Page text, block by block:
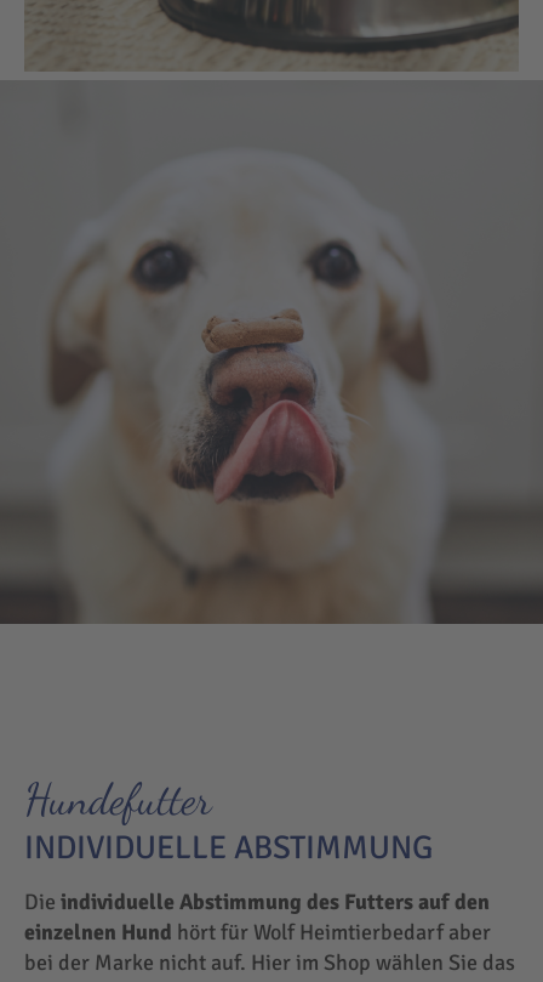
Hundefutter
INDIVIDUELLE ABSTIMMUNG
Die individuelle Abstimmung des Futters auf den
einzelnen Hund hört für Wolf Heimtierbedarf aber
bei der Marke nicht auf. Hier im Shop wählen Sie das